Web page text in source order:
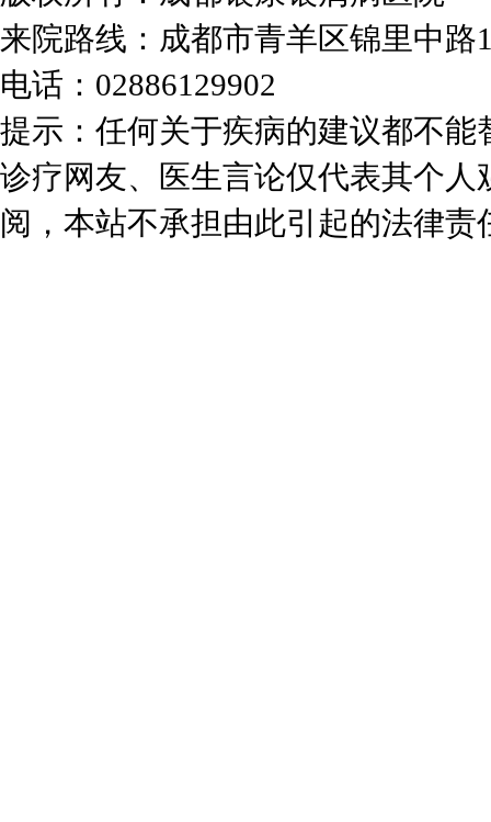
来院路线：成都市青羊区锦里中
电话：02886129902
提示：任何关于疾病的建议都不
诊疗网友、医生言论仅代表其个
阅，本站不承担由此引起的法律责